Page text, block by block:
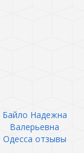
Байло Надежна
Валерьевна
Одесса отзывы